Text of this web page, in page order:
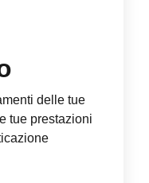
delle tue
tue prestazioni